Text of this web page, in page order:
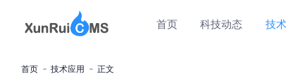
首页 科技动态 技
首页 技术应用 正文